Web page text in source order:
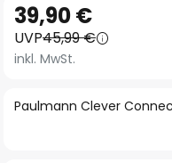
Anfang
der
Bildgalerie
Paulmann Clever
39,90 €
UVP45,99 €
inkl. MwSt.